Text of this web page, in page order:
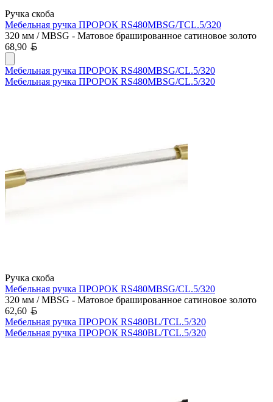
Ручка скоба
Мебельная ручка ПРОРОК RS480MBSG/TCL.5/320
320 мм / MBSG - Матовое брашированное сатиновое золото
68,90
Мебельная ручка ПРОРОК RS480MBSG/CL.5/320
Мебельная ручка ПРОРОК RS480MBSG/CL.5/320
Ручка скоба
Мебельная ручка ПРОРОК RS480MBSG/CL.5/320
320 мм / MBSG - Матовое брашированное сатиновое золото
62,60
Мебельная ручка ПРОРОК RS480BL/TCL.5/320
Мебельная ручка ПРОРОК RS480BL/TCL.5/320